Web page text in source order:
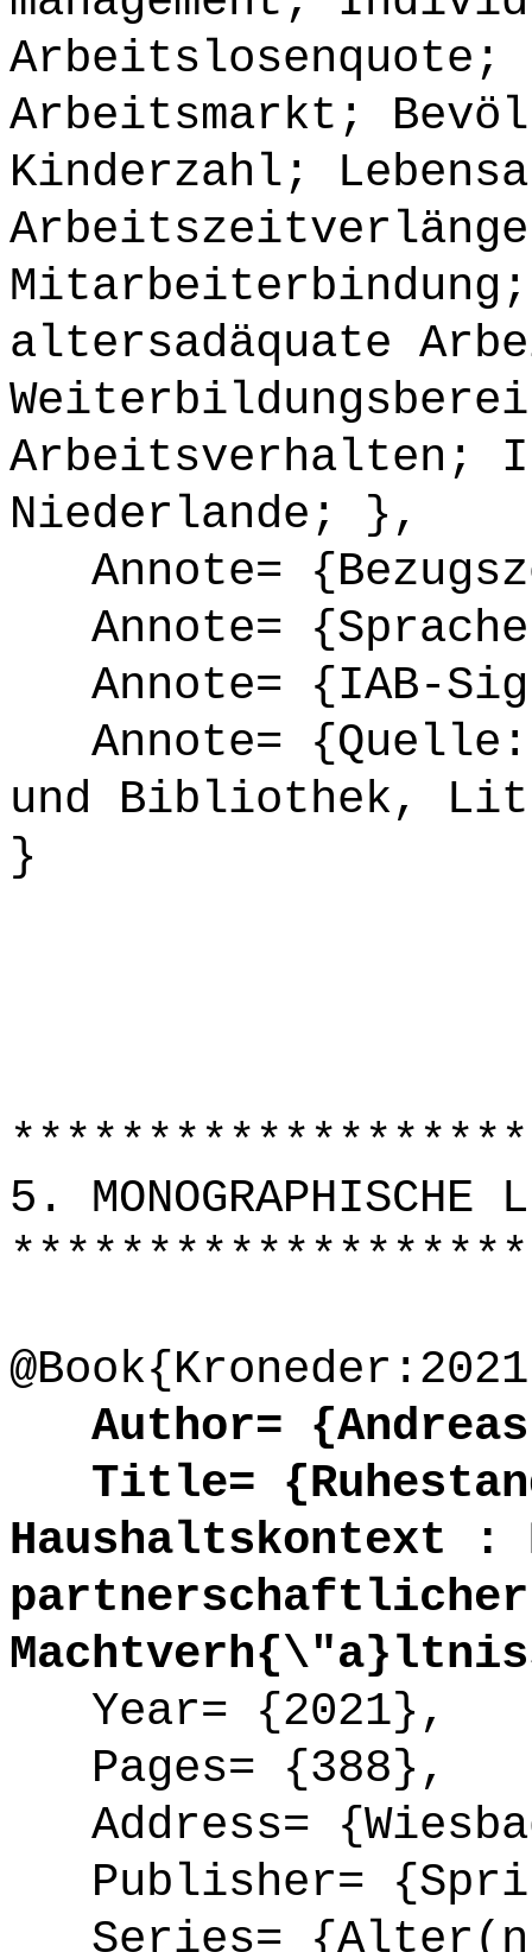
Arbeitslosenquote;
Arbeitsmarkt;
Kinderzahl;
altersadäquate
Arbeitsverhalten;
Niederlande; },
Annote=
Annote=
Annote= {IAB-
Annote= {Quelle:
und Bibliothek,
}
5. MONOGRAPHISCHE
Author=
Title=
Haushaltskontext :
partnerschaftlicher
Year= {2021},
Pages= {388},
Address=
Publisher=
Series=